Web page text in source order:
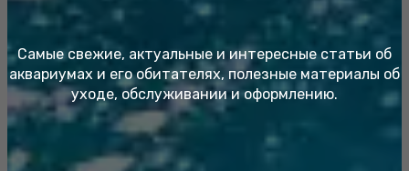
Самые свежие, актуальные и интересные статьи об
аквариумах и его обитателях, полезные материалы об
уходе, обслуживании и оформлению.